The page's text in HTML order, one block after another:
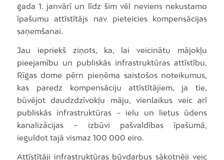
gada 1. janvārī un līdz šim vēl neviens nekustamo
īpašumu attīstītājs nav pieteicies kompensācijas
saņemšanai.
Jau iepriekš ziņots, ka, lai veicinātu mājokļu
pieejamību un publiskās infrastruktūras attīstību,
Rīgas dome pērn pieņēma saistošos noteikumus,
kas paredz kompensāciju attīstītājiem, ja tie,
būvējot daudzdzīvokļu māju, vienlaikus veic arī
publiskās infrastruktūras – ielu un lietus ūdens
kanalizācijas – izbūvi pašvaldības īpašumā,
ieguldot tajā vismaz 100 000 eiro.
Attīstītāji infrastruktūras būvdarbus sākotnēji veic